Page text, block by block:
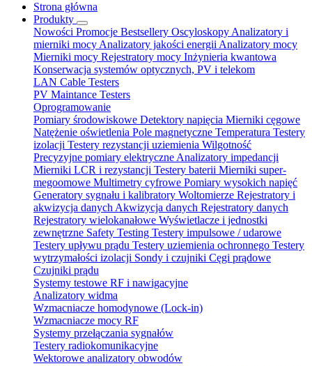
Strona główna
Produkty
Nowości Promocje Bestsellery Oscyloskopy Analizatory i
mierniki mocy Analizatory jakości energii Analizatory mocy
Mierniki mocy Rejestratory mocy Inżynieria kwantowa
Konserwacja systemów optycznych, PV i telekom
LAN Cable Testers
PV Maintance Testers
Oprogramowanie
Pomiary środowiskowe Detektory napięcia Mierniki cęgowe
Natężenie oświetlenia Pole magnetyczne Temperatura Testery
izolacji Testery rezystancji uziemienia Wilgotność
Precyzyjne pomiary elektryczne Analizatory impedancji
Mierniki LCR i rezystancji Testery baterii Mierniki super-
megoomowe Multimetry cyfrowe Pomiary wysokich napięć
Generatory sygnału i kalibratory Woltomierze Rejestratory i
akwizycja danych Akwizycja danych Rejestratory danych
Rejestratory wielokanałowe Wyświetlacze i jednostki
zewnętrzne Safety Testing Testery impulsowe / udarowe
Testery upływu prądu Testery uziemienia ochronnego Testery
wytrzymałości izolacji Sondy i czujniki Cęgi prądowe
Czujniki prądu
Systemy testowe RF i nawigacyjne
Analizatory widma
Wzmacniacze homodynowe (Lock‑in)
Wzmacniacze mocy RF
Systemy przełączania sygnałów
Testery radiokomunikacyjne
Wektorowe analizatory obwodów